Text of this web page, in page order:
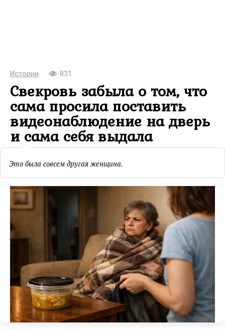
Истории 831
Свекровь забыла о том, что
сама просила поставить
видеонаблюдение на дверь
и сама себя выдала
Это была совсем другая женщина.